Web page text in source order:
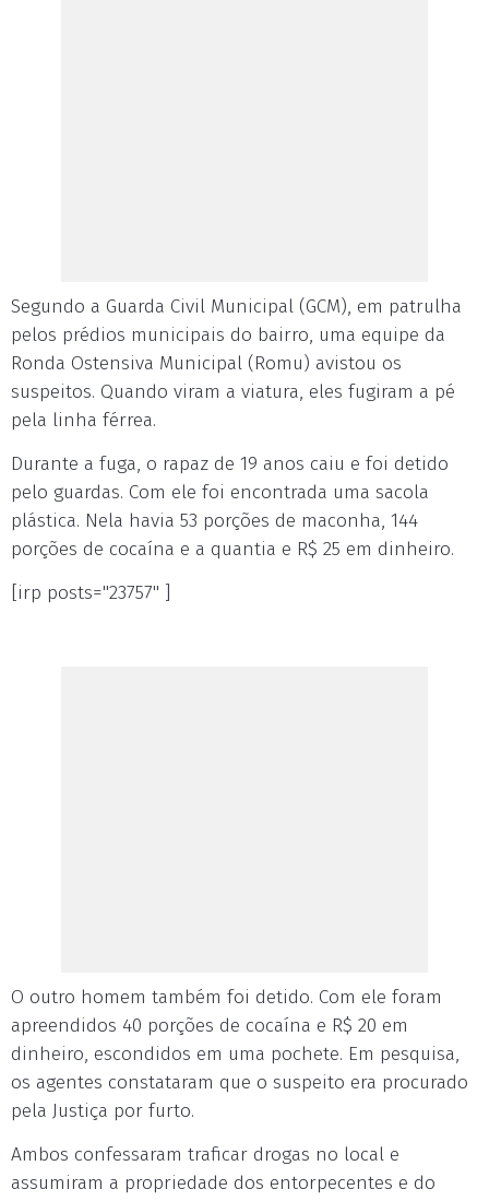
Segundo a Guarda Civil Municipal (GCM), em patrulha
pelos prédios municipais do bairro, uma equipe da
Ronda Ostensiva Municipal (Romu) avistou os
suspeitos. Quando viram a viatura, eles fugiram a pé
pela linha férrea.
Durante a fuga, o rapaz de 19 anos caiu e foi detido
pelo guardas. Com ele foi encontrada uma sacola
plástica. Nela havia 53 porções de maconha, 144
porções de cocaína e a quantia e R$ 25 em dinheiro.
[irp posts="23757" ]
O outro homem também foi detido. Com ele foram
apreendidos 40 porções de cocaína e R$ 20 em
dinheiro, escondidos em uma pochete. Em pesquisa,
os agentes constataram que o suspeito era procurado
pela Justiça por furto.
Ambos confessaram traficar drogas no local e
assumiram a propriedade dos entorpecentes e do